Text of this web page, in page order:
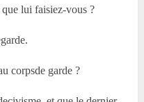
lui faisiez-vous ?
corpsde garde ?